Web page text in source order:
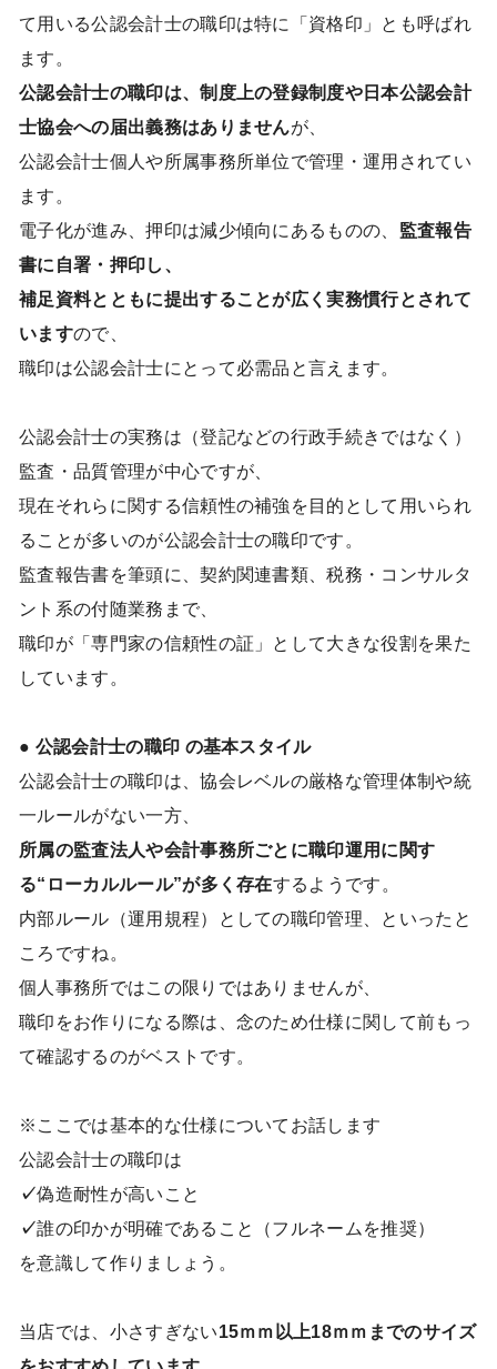
て用いる公認会計士の職印は特に「資格印」とも呼ばれ
ます。
公認会計士の職印は、制度上の登録制度や日本公認会計
士協会への届出義務はありませんが、
公認会計士個人や所属事務所単位で管理・運用されてい
ます。
電子化が進み、押印は減少傾向にあるものの、 監査報告
書に自署・押印し、
補足資料とともに提出することが広く実務慣行とされて
いますので、
職印は公認会計士にとって必需品と言えます。
公認会計士の実務は（登記などの行政手続きではなく）
監査・品質管理が中心ですが、
現在それらに関する信頼性の補強を目的として用いられ
ることが多いのが公認会計士の職印です。
監査報告書を筆頭に、契約関連書類、税務・コンサルタ
ント系の付随業務まで、
職印が「専門家の信頼性の証」として大きな役割を果た
しています。
● 公認会計士の職印 の基本スタイル
公認会計士の職印は、協会レベルの厳格な管理体制や統
一ルールがない一方、
所属の監査法人や会計事務所ごとに職印運用に関す
る“ローカルルール”が多く存在するようです。
内部ルール（運用規程）としての職印管理、といったと
ころですね。
個人事務所ではこの限りではありませんが、
職印をお作りになる際は、念のため仕様に関して前もっ
て確認するのがベストです。
※ここでは基本的な仕様についてお話します
公認会計士の職印は
✓偽造耐性が高いこと
✓誰の印かが明確であること（フルネームを推奨）
を意識して作りましょう。
当店では、小さすぎない15ｍｍ以上18ｍｍまでのサイズ